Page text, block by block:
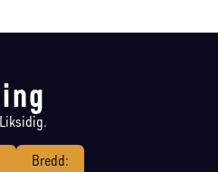
Bredd: